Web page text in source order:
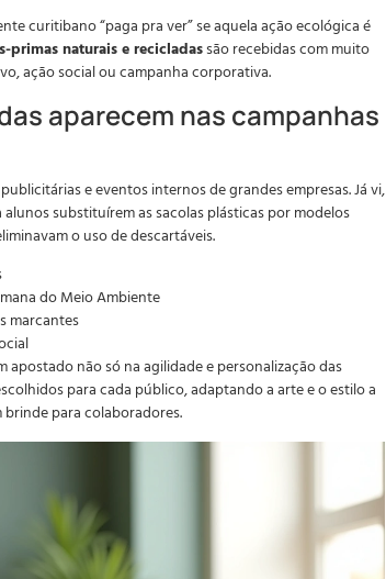
curitibano “paga pra ver” se aquela ação ecológica é
primas naturais e recicladassão recebidas com muito
ação social ou campanha corporativa.
aparecem nas campanhas
e eventos internos de grandes empresas. Já vi,
substituírem as sacolas plásticas por modelos
o uso de descartáveis.
do Meio Ambiente
marcantes
apostado não só na agilidade e personalização das
para cada público, adaptando a arte e o estilo a
para colaboradores.